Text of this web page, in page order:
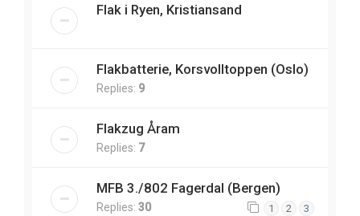
Flak i Ryen, Kristiansand
Flakbatterie, Korsvolltoppen (Oslo)
Replies: 9
Flakzug Åram
Replies: 7
MFB 3./802 Fagerdal (Bergen)
Replies: 30 1 2 3